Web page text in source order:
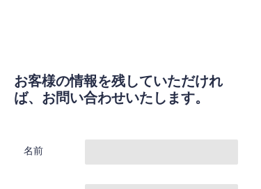
お客様の情報を残していただけれ
ば、お問い合わせいたします。
名前